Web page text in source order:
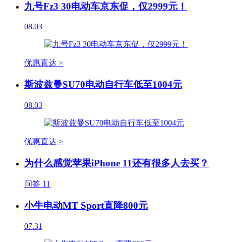
九号Fz3 30电动车京东促，仅2999元！
08.03
优惠直达 >
斯波兹曼SU70电动自行车低至1004元
08.03
优惠直达 >
为什么感觉苹果iPhone 11还有很多人去买？
问答 11
小牛电动MT Sport直降800元
07.31